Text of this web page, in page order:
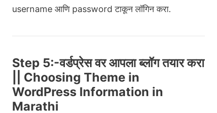
username आणि password टाकून लॉगिन करा.
Step 5:-वर्डप्रेस वर आपला ब्लॉग तयार करा
|| Choosing Theme in
WordPress Information in
Marathi